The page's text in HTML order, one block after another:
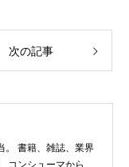
次の記事
。 書籍、雑誌、業界
コンシューマから